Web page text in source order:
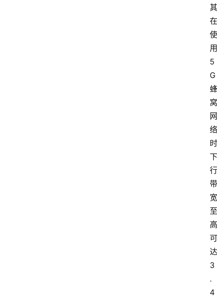
其
在
使
用
5
G
蜂
窝
网
络
时
下
行
带
宽
至
高
可
达
3
.
4